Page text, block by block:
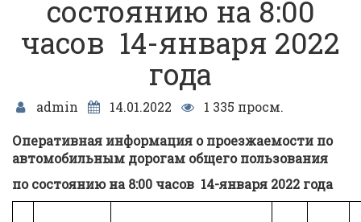
состоянию на 8:00
часов 14-января 2022
года
admin 14.01.2022
1 335 просм.
Оперативная информация о проезжаемости по
автомобильным дорогам общего пользования
по состоянию на8:00 часов 14-января 2022 года